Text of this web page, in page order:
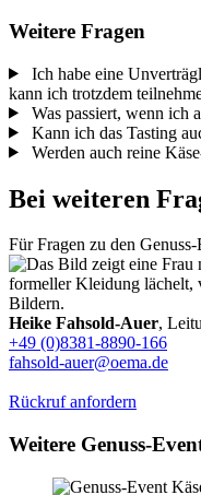
Weitere Fragen
Ich habe eine
kann ich trotzdem
Was passiert, wenn ich
Kann ich das Tasting
Werden auch reine
Bei weiteren
Für Fragen zu den
Heike Fahsold-Auer,
+49 (0)8381-8890-166
fahsold-auer@oema.de
Rückruf anfordern
Weitere Genuss-